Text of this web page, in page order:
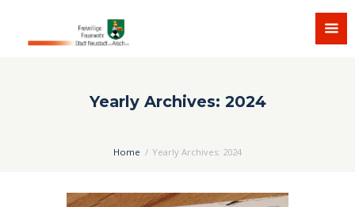
Yearly Archives: 2024
Home Yearly Archives: 2024